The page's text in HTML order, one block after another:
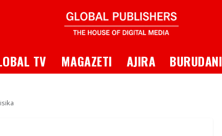
TV MAGAZETI AJIRA BURUDANI